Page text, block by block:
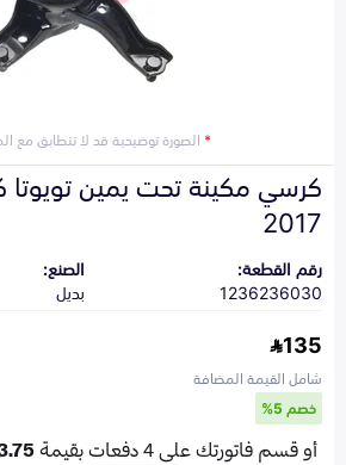
*الصورة توضيحية قد لا تتطابق مع
2017
رقم القطعة:
1236236030
الصنع:
بديل
135
شامل القيمة المضافة
خصم 5%